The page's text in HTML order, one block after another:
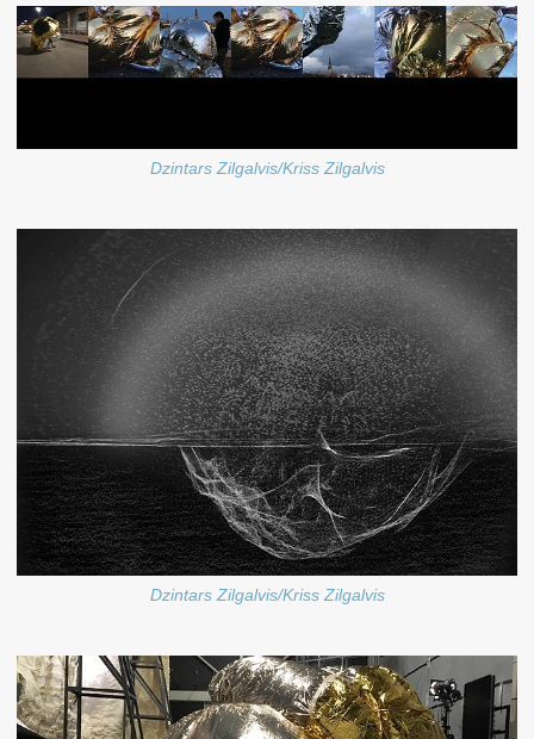
Dzintars Zilgalvis/Kriss Zilgalvis
Dzintars Zilgalvis/Kriss Zilgalvis